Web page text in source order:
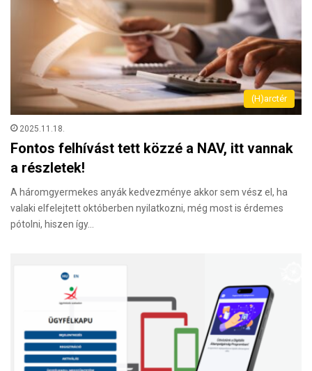
(H)arctér
2025.11.18.
Fontos felhívást tett közzé a NAV, itt vannak
a részletek!
A háromgyermekes anyák kedvezménye akkor sem vész el, ha
valaki elfelejtett októberben nyilatkozni, még most is érdemes
pótolni, hiszen így…